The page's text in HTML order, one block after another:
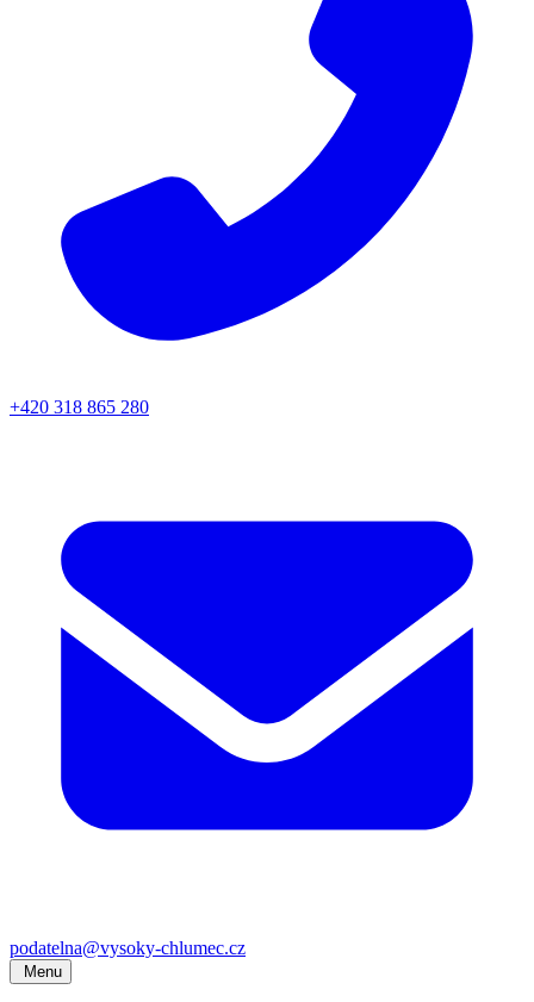
+420 318 865 280
podatelna@vysoky-chlumec.cz
Menu